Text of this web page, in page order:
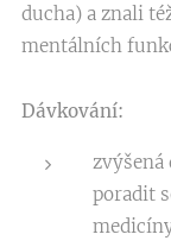
ducha) a znali
mentálních
Dávkování:
zvýšená
poradit